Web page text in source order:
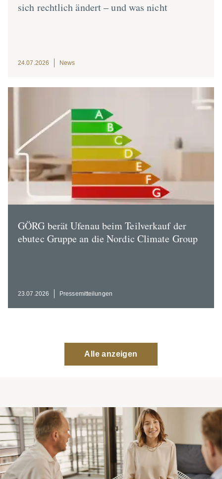
sich rechtlich ändert – und was nicht
24.07.2026 News
GÖRG berät Ufenau beim Teilverkauf der
ebutec Gruppe an die Nordic Climate Group
23.07.2026 Presse­mit­tei­lungen
Alle anzeigen